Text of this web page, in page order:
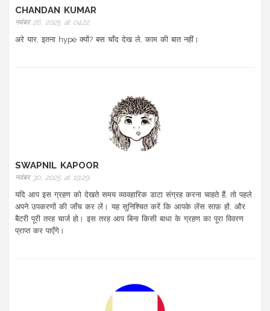
CHANDAN KUMAR
नवंबर 26, 2025 at 04:22
अरे यार, इतना hype क्यों? बस चाँद देख ले, काम की बात नहीं।
SWAPNIL KAPOOR
नवंबर 30, 2025 at 19:29
यदि आप इस ग्रहण को देखते समय व्यावहारिक डाटा संग्रह करना चाहते हैं, तो पहले
अपने उपकरणों की जाँच कर लें। यह सुनिश्चित करें कि आपके लेंस साफ़ हों, और
बैटरी पूरी तरह चार्ज हो। इस तरह आप बिना किसी बाधा के ग्रहण का पूरा विवरण
प्राप्त कर पाएँगे।